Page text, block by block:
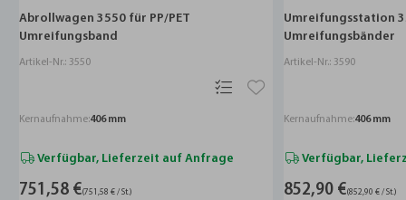
Abrollwagen 3550 für PP/PET
Umreifungsband
Artikel-Nr.: 3550
Kernaufnahme:406 mm
Verfügbar, Lieferzeit auf Anfrage
751,58 €(751,58 € / St.)
Umreifungsstation
Umreifungsbänder
Artikel-Nr.: 3590
Kernaufnahme:406 mm
Verfügbar,
852,90 €(852,90 € / St.)